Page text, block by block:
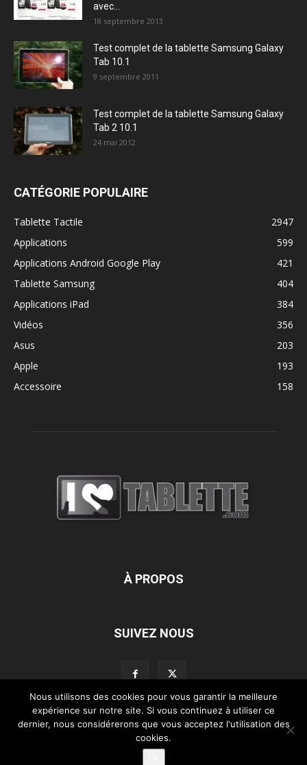
avec...
18 septembre 2013
Test complet de la tablette Samsung Galaxy
Tab 10.1
9 septembre 2011
Test complet de la tablette Samsung Galaxy
Tab 2 10.1
24 mai 2012
CATÉGORIE POPULAIRE
Tablette Tactile
2947
Applications
599
Applications Android Google Play
421
Tablette Samsung
404
Applications iPad
384
Vidéos
356
Asus
203
Apple
193
Accessoire
158
À PROPOS
SUIVEZ NOUS
L’équipe d’iLoveTablette.com Contactez-nous
Nos partenaires
Mentions légales
Nous utilisons des cookies pour vous garantir la meilleure
expérience sur notre site. Si vous continuez à utiliser ce
dernier, nous considérerons que vous acceptez l'utilisation des
cookies.